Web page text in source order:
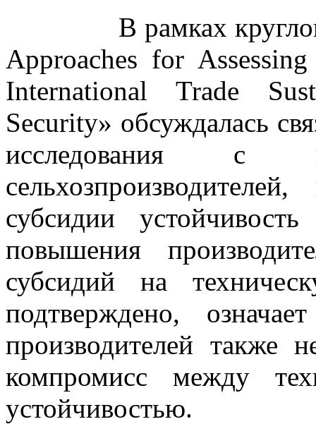
В рамках круглого
Approaches for
International Trade
Security» обсуждалась
исследования с
субсидии
повышения
субсидий на
подтверждено,
производителей также
компромисс между
устойчивостью.